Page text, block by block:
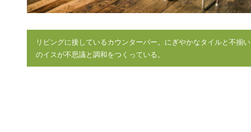
リビングに接しているカウンターバー。にぎやかなタイルと不揃い
のイスが不思議と調和をつくっている。